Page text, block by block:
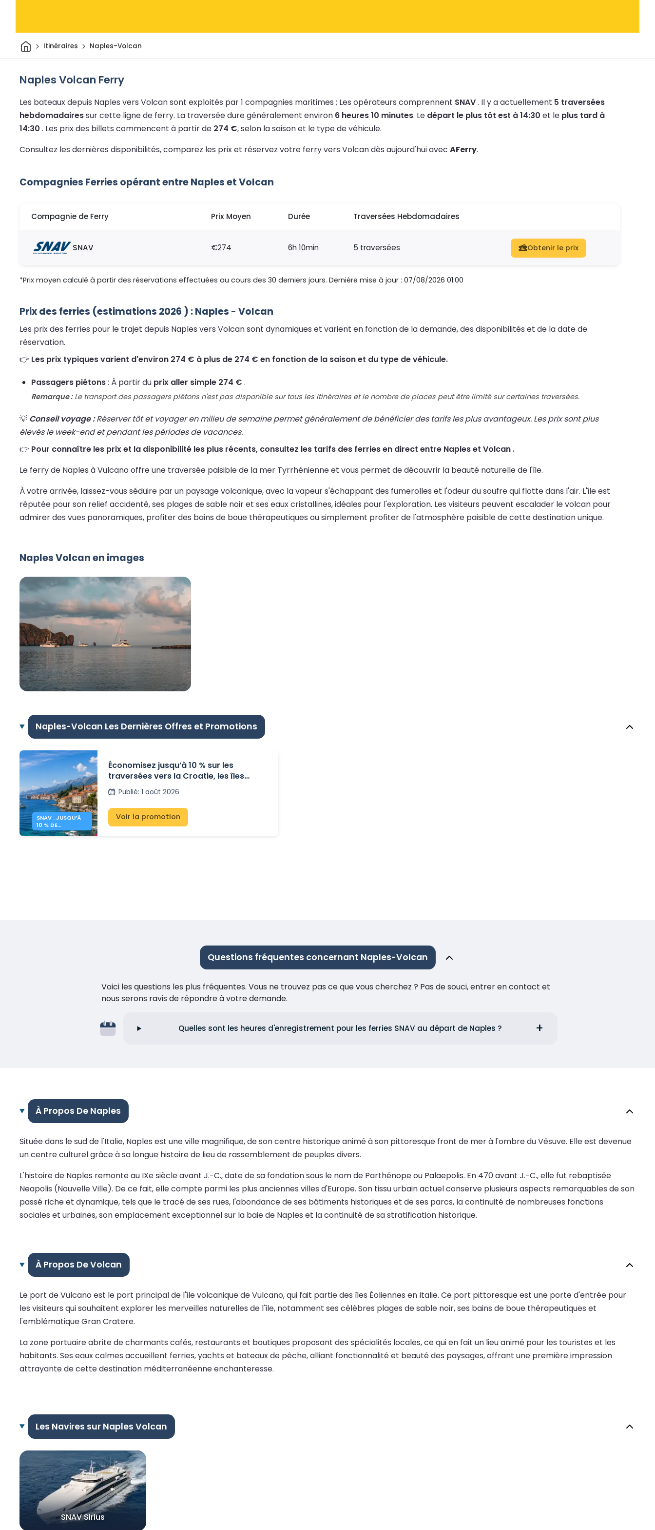
Maison
Itinéraires Naples-Volcan
Naples Volcan Ferry
Les bateaux depuis Naples vers Volcan sont exploités par 1 compagnies maritimes ; Les opérateurs comprennent SNAV. Il y a actuellement 5 traversées
hebdomadairessur cette ligne de ferry. La traversée dure généralement environ 6 heures 10 minutes. Le départ le plus tôt est à 14:30 et le plus tard à
14:30 . Les prix des billets commencent à partir de 274 €, selon la saison et le type de véhicule.
Consultez les dernières disponibilités, comparez les prix et réservez votre ferry vers Volcan dès aujourd'hui avec AFerry.
Compagnies Ferries opérant entre Naples et Volcan
Compagnie de Ferry Prix Moyen Durée Traversées Hebdomadaires
SNAV €274 6h 10min 5 traversées Obtenir le prix
*Prix moyen calculé à partir des réservations effectuées au cours des 30 derniers jours. Dernière mise à jour : 07/08/2026 01:00
Prix des ferries (estimations 2026 ) : Naples - Volcan
Les prix des ferries pour le trajet depuis Naples vers Volcan sont dynamiques et varient en fonction de la demande, des disponibilités et de la date de
réservation.
👉 Les prix typiques varient d'environ 274 € à plus de 274 € en fonction de la saison et du type de véhicule.
Passagers piétons: À partir du prix aller simple 274 € .
Remarque :Le transport des passagers piétons n'est pas disponible sur tous les itinéraires et le nombre de places peut être limité sur certaines traversées.
💡 Conseil voyage :Réserver tôt et voyager en milieu de semaine permet généralement de bénéficier des tarifs les plus avantageux. Les prix sont plus
élevés le week-end et pendant les périodes de vacances.
👉 Pour connaître les prix et la disponibilité les plus récents, consultez les tarifs des ferries en direct entre Naples et Volcan .
Le ferry de Naples à Vulcano offre une traversée paisible de la mer Tyrrhénienne et vous permet de découvrir la beauté naturelle de l'île.
À votre arrivée, laissez-vous séduire par un paysage volcanique, avec la vapeur s'échappant des fumerolles et l'odeur du soufre qui flotte dans l'air. L'île est
réputée pour son relief accidenté, ses plages de sable noir et ses eaux cristallines, idéales pour l'exploration. Les visiteurs peuvent escalader le volcan pour
admirer des vues panoramiques, profiter des bains de boue thérapeutiques ou simplement profiter de l'atmosphère paisible de cette destination unique.
Naples Volcan en images
Naples-Volcan Les Dernières Offres et Promotions
SNAV : JUSQU’À
10 % DE
RÉDUCTION VERS
Économisez jusqu’à 10 % sur les
traversées vers la Croatie, les îles
Éoliennes et les îles Pontines
Publié: 1 août 2026
Voir la promotion
Questions fréquentes concernant Naples-Volcan
Voici les questions les plus fréquentes. Vous ne trouvez pas ce que vous cherchez ? Pas de souci, entrer en contact et
nous serons ravis de répondre à votre demande.
Quelles sont les heures d'enregistrement pour les ferries SNAV au départ de Naples ?
À Propos De Naples
Située dans le sud de l'Italie, Naples est une ville magnifique, de son centre historique animé à son pittoresque front de mer à l'ombre du Vésuve. Elle est devenue
un centre culturel grâce à sa longue histoire de lieu de rassemblement de peuples divers.
L'histoire de Naples remonte au IXe siècle avant J.-C., date de sa fondation sous le nom de Parthénope ou Palaepolis. En 470 avant J.-C., elle fut rebaptisée
Neapolis (Nouvelle Ville). De ce fait, elle compte parmi les plus anciennes villes d'Europe. Son tissu urbain actuel conserve plusieurs aspects remarquables de son
passé riche et dynamique, tels que le tracé de ses rues, l'abondance de ses bâtiments historiques et de ses parcs, la continuité de nombreuses fonctions
sociales et urbaines, son emplacement exceptionnel sur la baie de Naples et la continuité de sa stratification historique.
À Propos De Volcan
Le port de Vulcano est le port principal de l'île volcanique de Vulcano, qui fait partie des îles Éoliennes en Italie. Ce port pittoresque est une porte d'entrée pour
les visiteurs qui souhaitent explorer les merveilles naturelles de l'île, notamment ses célèbres plages de sable noir, ses bains de boue thérapeutiques et
l'emblématique Gran Cratere.
La zone portuaire abrite de charmants cafés, restaurants et boutiques proposant des spécialités locales, ce qui en fait un lieu animé pour les touristes et les
habitants. Ses eaux calmes accueillent ferries, yachts et bateaux de pêche, alliant fonctionnalité et beauté des paysages, offrant une première impression
attrayante de cette destination méditerranéenne enchanteresse.
Les Navires sur Naples Volcan
SNAV Sirius